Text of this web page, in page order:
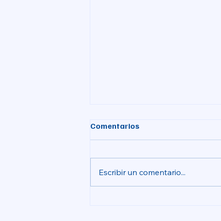
Comentarios
Escribir un comentario...